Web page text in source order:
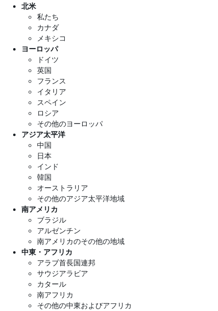
北米
私たち
カナダ
メキシコ
ヨーロッパ
ドイツ
英国
フランス
イタリア
スペイン
ロシア
その他のヨーロッパ
アジア太平洋
中国
日本
インド
韓国
オーストラリア
その他のアジア太平洋地域
南アメリカ
ブラジル
アルゼンチン
南アメリカのその他の地域
中東・アフリカ
アラブ首長国連邦
サウジアラビア
カタール
南アフリカ
その他の中東およびアフリカ